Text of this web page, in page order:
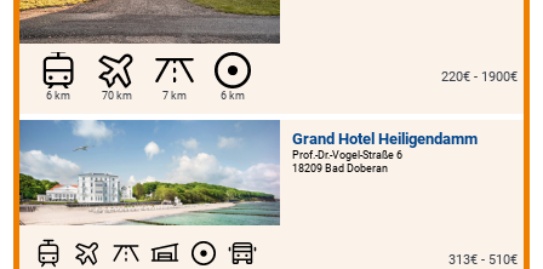
6 km 70 km 7 km 6 km
220€ - 1900€
Grand Hotel Heiligendamm
Prof.-Dr.-Vogel-Straße 6
18209 Bad Doberan
313€ - 510€